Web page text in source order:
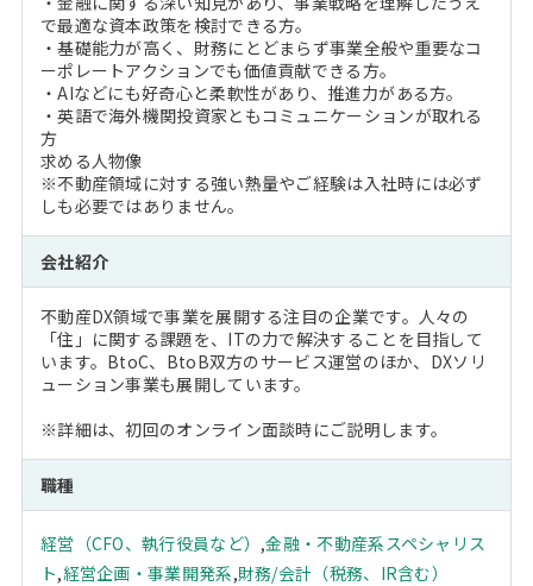
で最適な資本政策を検討できる方。
・基礎能力が高く、財務にとどまらず事業全般や重要なコ
ーポレートアクションでも価値貢献できる方。
・AIなどにも好奇心と柔軟性があり、推進力がある方。
・英語で海外機関投資家ともコミュニケーションが取れる
方
求める人物像
※不動産領域に対する強い熱量やご経験は入社時には必ず
しも必要ではありません。
会社紹介
不動産DX領域で事業を展開する注目の企業です。人々の
「住」に関する課題を、ITの力で解決することを目指して
います。BtoC、BtoB双方のサービス運営のほか、DXソリ
ューション事業も展開しています。
※詳細は、初回のオンライン面談時にご説明します。
職種
経営（CFO、執行役員など） ,金融・不動産系スペシャリス
ト,経営企画・事業開発系,財務/会計（税務、IR含む）